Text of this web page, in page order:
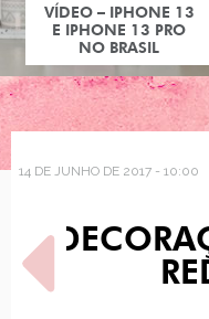
VÍDEO – IPHONE 13
E IPHONE 13 PRO
NO BRASIL
14 DE JUNHO DE 2017 - 10:00